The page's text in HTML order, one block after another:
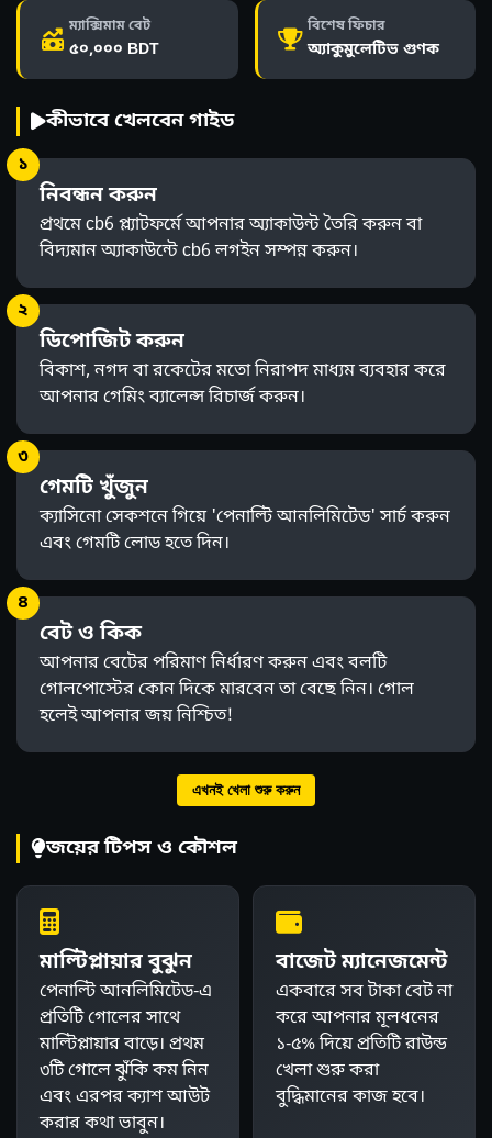
ম্যাক্সিমাম বেট
৫০,০০০ BDT
বিশেষ ফিচার
অ্যাকুমুলেটিভ গুণক
কীভাবে খেলবেন গাইড
১
নিবন্ধন করুন
প্রথমে cb6 প্ল্যাটফর্মে আপনার অ্যাকাউন্ট তৈরি করুন বা
বিদ্যমান অ্যাকাউন্টে cb6 লগইন সম্পন্ন করুন।
২
ডিপোজিট করুন
বিকাশ, নগদ বা রকেটের মতো নিরাপদ মাধ্যম ব্যবহার করে
আপনার গেমিং ব্যালেন্স রিচার্জ করুন।
৩
গেমটি খুঁজুন
ক্যাসিনো সেকশনে গিয়ে 'পেনাল্টি আনলিমিটেড' সার্চ করুন
এবং গেমটি লোড হতে দিন।
৪
বেট ও কিক
আপনার বেটের পরিমাণ নির্ধারণ করুন এবং বলটি
গোলপোস্টের কোন দিকে মারবেন তা বেছে নিন। গোল
হলেই আপনার জয় নিশ্চিত!
এখনই খেলা শুরু করুন
জয়ের টিপস ও কৌশল
মাল্টিপ্লায়ার বুঝুন
পেনাল্টি আনলিমিটেড-এ
প্রতিটি গোলের সাথে
মাল্টিপ্লায়ার বাড়ে। প্রথম
৩টি গোলে ঝুঁকি কম নিন
এবং এরপর ক্যাশ আউট
করার কথা ভাবুন।
বাজেট ম্যানেজমেন্ট
একবারে সব টাকা বেট না
করে আপনার মূলধনের
১-৫% দিয়ে প্রতিটি রাউন্ড
খেলা শুরু করা
বুদ্ধিমানের কাজ হবে।